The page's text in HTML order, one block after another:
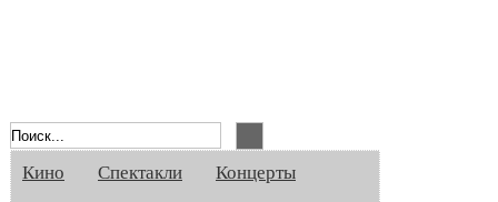
Кино Спектакли
Концерты